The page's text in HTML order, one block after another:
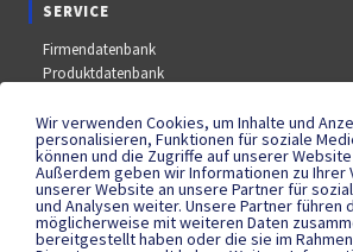
SERVICE
Firmendatenbank
Produktdatenbank
Aus- und Weiterbildungsdatenbank
Messe- und Kongressdatenbank
SOCIAL MEDIA
YouTube
Wir verwenden Cookies, um Inhalte und
personalisieren, Funktionen für soziale
können und die Zugriffe auf unserer
Außerdem geben wir Informationen zu Ihrer
unserer Website an unsere Partner für
und Analysen weiter. Unsere Partner führen
möglicherweise mit weiteren Daten
bereitgestellt haben oder die sie im